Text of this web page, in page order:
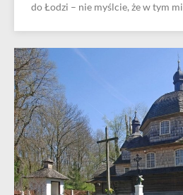
do Łodzi – nie myślcie, że w tym